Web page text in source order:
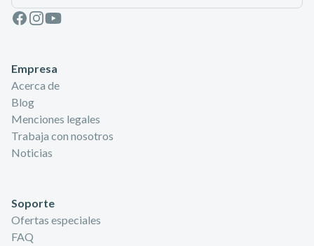
Facebook
Instagram
Youtube
Empresa
Acerca de
Blog
Menciones legales
Trabaja con nosotros
Noticias
Soporte
Ofertas especiales
FAQ